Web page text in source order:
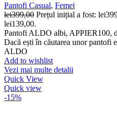
Pantofi Casual, Femei
lei399,00 Prețul inițial a fost:
lei139,00.
Pantofi ALDO albi, APPIER100,
Dacă ești în căutarea unor pantofi
ALDO
Add to wishlist
Vezi mai multe detalii
Quick View
Quick view
-15%